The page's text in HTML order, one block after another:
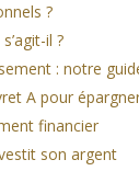
?
il ?
: notre
A pour
financier
son argent